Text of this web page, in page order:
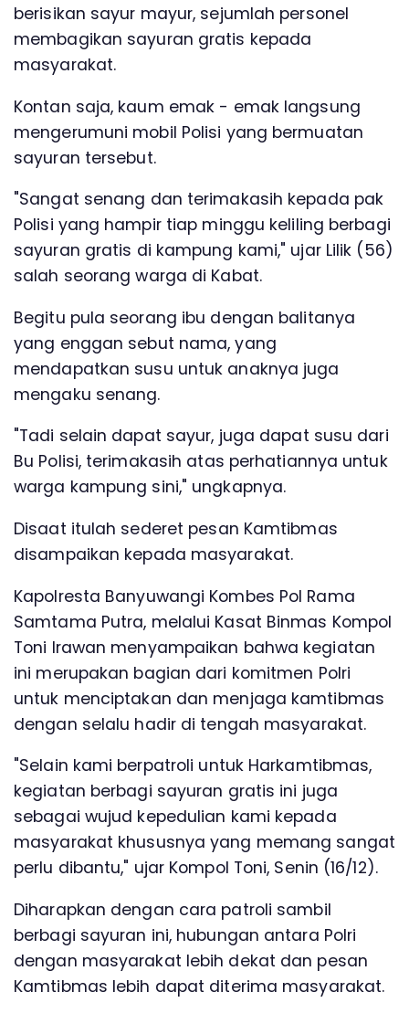
berisikan sayur mayur, sejumlah personel
membagikan sayuran gratis kepada
masyarakat.
Kontan saja, kaum emak - emak langsung
mengerumuni mobil Polisi yang bermuatan
sayuran tersebut.
"Sangat senang dan terimakasih kepada pak
Polisi yang hampir tiap minggu keliling berbagi
sayuran gratis di kampung kami," ujar Lilik (56)
salah seorang warga di Kabat.
Begitu pula seorang ibu dengan balitanya
yang enggan sebut nama, yang
mendapatkan susu untuk anaknya juga
mengaku senang.
"Tadi selain dapat sayur, juga dapat susu dari
Bu Polisi, terimakasih atas perhatiannya untuk
warga kampung sini," ungkapnya.
Disaat itulah sederet pesan Kamtibmas
disampaikan kepada masyarakat.
Kapolresta Banyuwangi Kombes Pol Rama
Samtama Putra, melalui Kasat Binmas Kompol
Toni Irawan menyampaikan bahwa kegiatan
ini merupakan bagian dari komitmen Polri
untuk menciptakan dan menjaga kamtibmas
dengan selalu hadir di tengah masyarakat.
"Selain kami berpatroli untuk Harkamtibmas,
kegiatan berbagi sayuran gratis ini juga
sebagai wujud kepedulian kami kepada
masyarakat khususnya yang memang sangat
perlu dibantu," ujar Kompol Toni, Senin (16/12).
Diharapkan dengan cara patroli sambil
berbagi sayuran ini, hubungan antara Polri
dengan masyarakat lebih dekat dan pesan
Kamtibmas lebih dapat diterima masyarakat.